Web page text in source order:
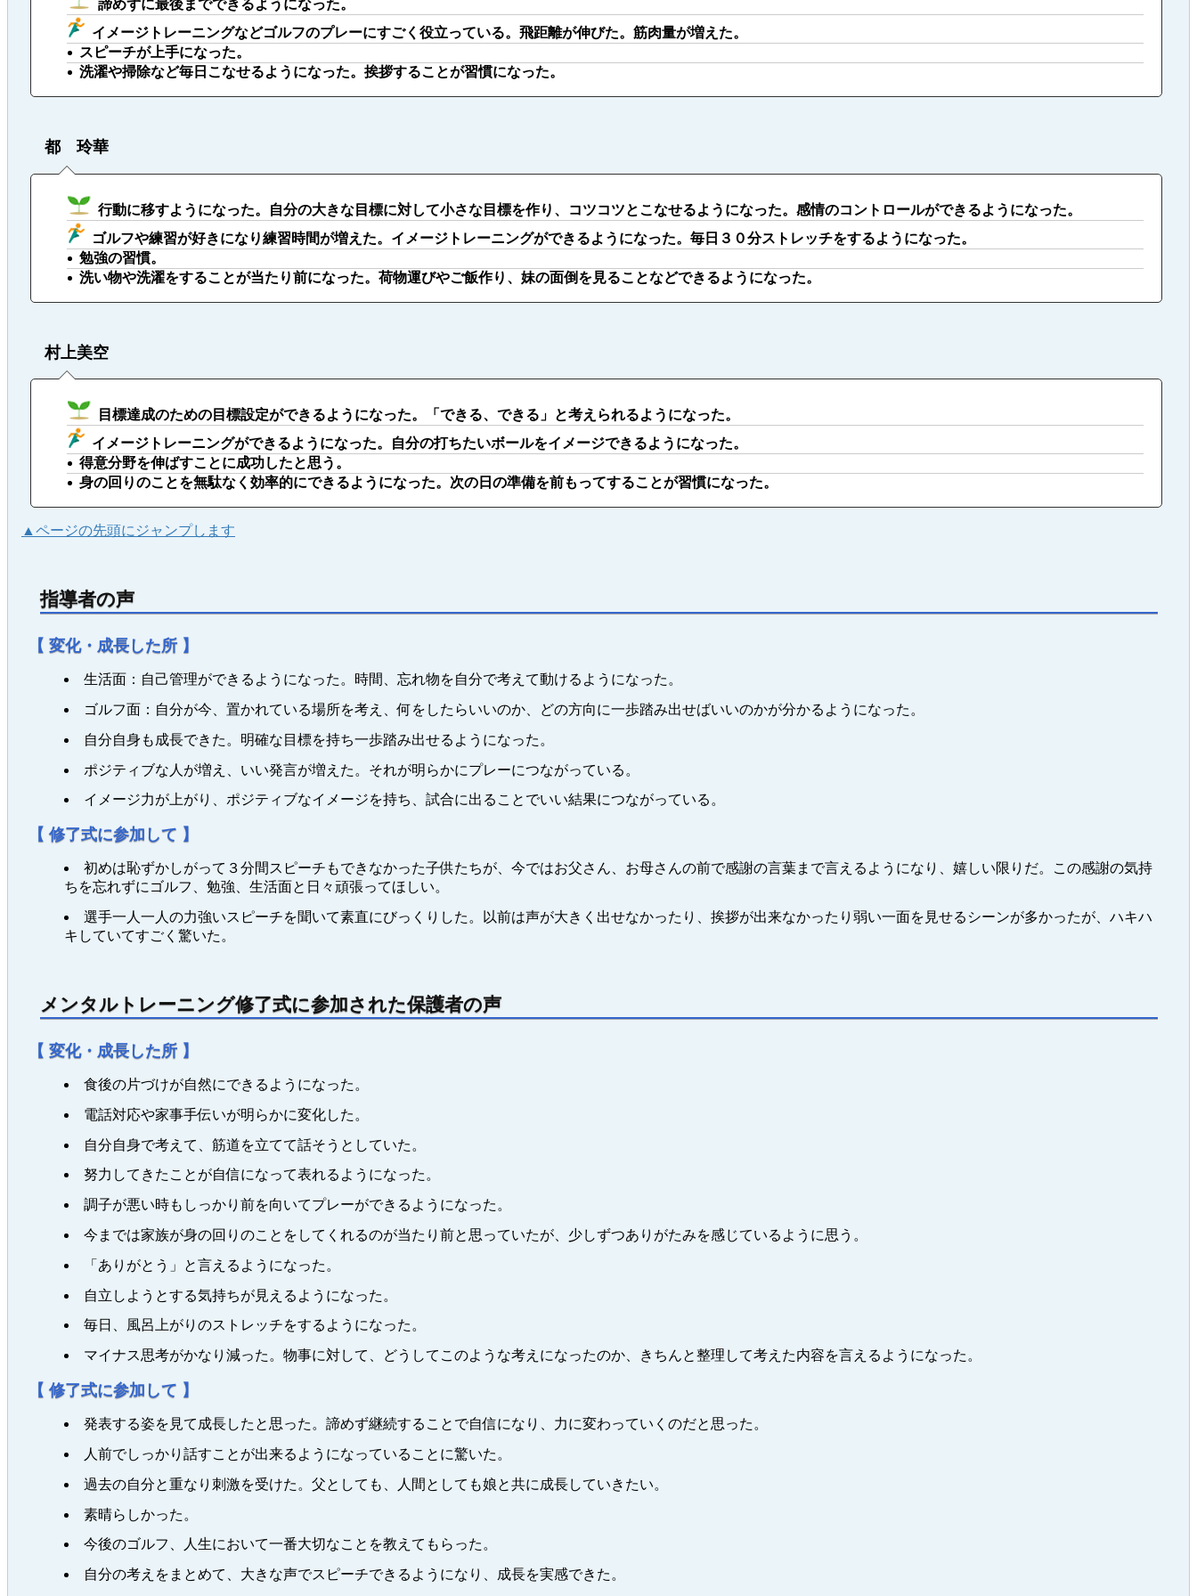
諦めずに最後までできるようになった。
イメージトレーニングなどゴルフのプレーにすごく役立っている。飛距離が伸びた。筋肉量が増えた。
スピーチが上手になった。
洗濯や掃除など毎日こなせるようになった。挨拶することが習慣になった。
都 玲華
行動に移すようになった。自分の大きな目標に対して小さな目標を作り、コツコツとこなせるようになった。感情のコントロールができるようになった。
ゴルフや練習が好きになり練習時間が増えた。イメージトレーニングができるようになった。毎日３０分ストレッチをするようになった。
勉強の習慣。
洗い物や洗濯をすることが当たり前になった。荷物運びやご飯作り、妹の面倒を見ることなどできるようになった。
村上美空
目標達成のための目標設定ができるようになった。「できる、できる」と考えられるようになった。
イメージトレーニングができるようになった。自分の打ちたいボールをイメージできるようになった。
得意分野を伸ばすことに成功したと思う。
身の回りのことを無駄なく効率的にできるようになった。次の日の準備を前もってすることが習慣になった。
▲ページの先頭にジャンプします
指導者の声
【 変化・成長した所 】
生活面：自己管理ができるようになった。時間、忘れ物を自分で考えて動けるようになった。
ゴルフ面：自分が今、置かれている場所を考え、何をしたらいいのか、どの方向に一歩踏み出せばいいのかが分かるようになった。
自分自身も成長できた。明確な目標を持ち一歩踏み出せるようになった。
ポジティブな人が増え、いい発言が増えた。それが明らかにプレーにつながっている。
イメージ力が上がり、ポジティブなイメージを持ち、試合に出ることでいい結果につながっている。
【 修了式に参加して 】
初めは恥ずかしがって３分間スピーチもできなかった子供たちが、今ではお父さん、お母さんの前で感謝の言葉まで言えるようになり、嬉しい限りだ。この感謝の気持
ちを忘れずにゴルフ、勉強、生活面と日々頑張ってほしい。
選手一人一人の力強いスピーチを聞いて素直にびっくりした。以前は声が大きく出せなかったり、挨拶が出来なかったり弱い一面を見せるシーンが多かったが、ハキハ
キしていてすごく驚いた。
メンタルトレーニング修了式に参加された保護者の声
【 変化・成長した所 】
食後の片づけが自然にできるようになった。
電話対応や家事手伝いが明らかに変化した。
自分自身で考えて、筋道を立てて話そうとしていた。
努力してきたことが自信になって表れるようになった。
調子が悪い時もしっかり前を向いてプレーができるようになった。
今までは家族が身の回りのことをしてくれるのが当たり前と思っていたが、少しずつありがたみを感じているように思う。
「ありがとう」と言えるようになった。
自立しようとする気持ちが見えるようになった。
毎日、風呂上がりのストレッチをするようになった。
マイナス思考がかなり減った。物事に対して、どうしてこのような考えになったのか、きちんと整理して考えた内容を言えるようになった。
【 修了式に参加して 】
発表する姿を見て成長したと思った。諦めず継続することで自信になり、力に変わっていくのだと思った。
人前でしっかり話すことが出来るようになっていることに驚いた。
過去の自分と重なり刺激を受けた。父としても、人間としても娘と共に成長していきたい。
素晴らしかった。
今後のゴルフ、人生において一番大切なことを教えてもらった。
自分の考えをまとめて、大きな声でスピーチできるようになり、成長を実感できた。